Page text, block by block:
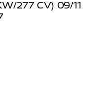
277 CV) 09/11